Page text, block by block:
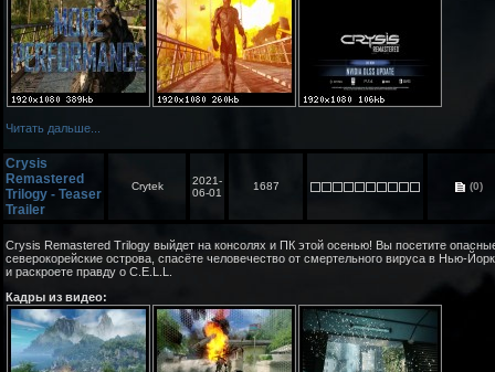
Читать дальше...
Crysis
Remastered
Trilogy - Teaser
Trailer
Crytek
2021-
06-01
1687 (0)
Crysis Remastered Trilogy выйдет на консолях и ПК этой осенью! Вы посетите
северокорейские острова, спасёте человечество от смертельного вируса в Нью-
и раскроете правду о C.E.L.L.
Кадры из видео: